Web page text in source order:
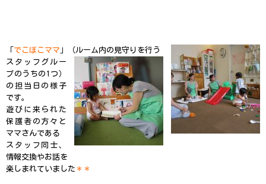
でこぼこママ 」（ルーム内の見守りを行う
スタッフグルー
プのうちの 1 つ）
の担当日の様子
です。
遊びに来られた
保護者の方々と
ママさんである
スタッフ同士、
情報交換やお話を
楽しまれていました ＊＊